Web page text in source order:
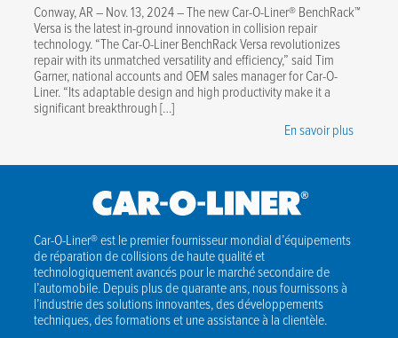
Conway, AR – Nov. 13, 2024 – The new Car-O-Liner® BenchRack™
Versa is the latest in-ground innovation in collision repair
technology. “The Car-O-Liner BenchRack Versa revolutionizes
repair with its unmatched versatility and efficiency,” said Tim
Garner, national accounts and OEM sales manager for Car-O-
Liner. “Its adaptable design and high productivity make it a
significant breakthrough […]
En savoir plus
Car-O-Liner® est le premier fournisseur mondial d’équipements
de réparation de collisions de haute qualité et
technologiquement avancés pour le marché secondaire de
l’automobile. Depuis plus de quarante ans, nous fournissons à
l’industrie des solutions innovantes, des développements
techniques, des formations et une assistance à la clientèle.